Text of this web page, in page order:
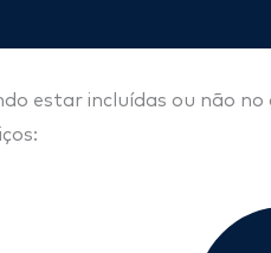
estar incluídas ou não